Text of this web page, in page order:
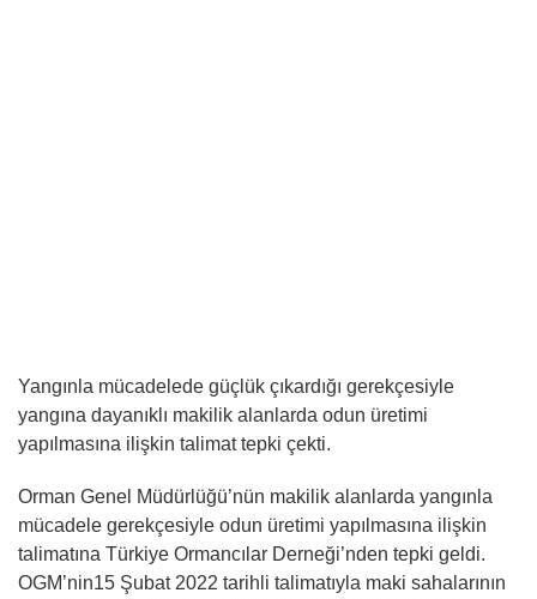
Yangınla mücadelede güçlük çıkardığı gerekçesiyle
yangına dayanıklı makilik alanlarda odun üretimi
yapılmasına ilişkin talimat tepki çekti.
Orman Genel Müdürlüğü’nün makilik alanlarda yangınla
mücadele gerekçesiyle odun üretimi yapılmasına ilişkin
talimatına Türkiye Ormancılar Derneği’nden tepki geldi.
OGM’nin15 Şubat 2022 tarihli talimatıyla maki sahalarının